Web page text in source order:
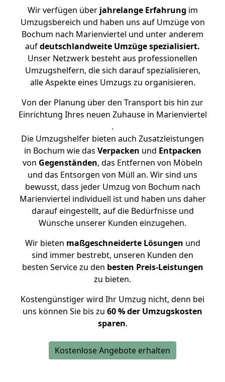
Wir verfügen überjahrelange Erfahrung im
Umzugsbereich und haben uns auf Umzüge von
Bochum nach Marienviertel und unter anderem
aufdeutschlandweite Umzüge spezialisiert.
Unser Netzwerk besteht aus professionellen
Umzugshelfern, die sich darauf spezialisieren,
alle Aspekte eines Umzugs zu organisieren.
Von der Planung über den Transport bis hin zur
Einrichtung Ihres neuen Zuhause in Marienviertel
.
Die Umzugshelfer bieten auch Zusatzleistungen
in Bochum wie das Verpacken und Entpacken
von Gegenständen, das Entfernen von Möbeln
und das Entsorgen von Müll an. Wir sind uns
bewusst, dass jeder Umzug von Bochum nach
Marienviertel individuell ist und haben uns daher
darauf eingestellt, auf die Bedürfnisse und
Wünsche unserer Kunden einzugehen.
Wir bieten maßgeschneiderte Lösungen und
sind immer bestrebt, unseren Kunden den
besten Service zu den besten Preis-Leistungen
zu bieten.
Kostengünstiger wird Ihr Umzug nicht, denn bei
uns können Sie bis zu 60 % der Umzugskosten
sparen.
Kostenlose Angebote erhalten